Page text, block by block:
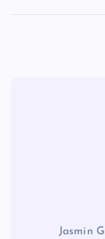
Jasmin